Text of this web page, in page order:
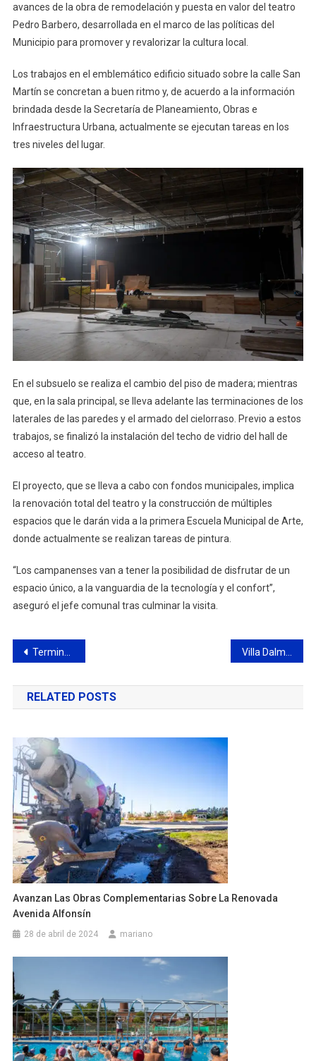
avances de la obra de remodelación y puesta en valor del teatro
Pedro Barbero, desarrollada en el marco de las políticas del
Municipio para promover y revalorizar la cultura local.
Los trabajos en el emblemático edificio situado sobre la calle San
Martín se concretan a buen ritmo y, de acuerdo a la información
brindada desde la Secretaría de Planeamiento, Obras e
Infraestructura Urbana, actualmente se ejecutan tareas en los
tres niveles del lugar.
En el subsuelo se realiza el cambio del piso de madera; mientras
que, en la sala principal, se lleva adelante las terminaciones de los
laterales de las paredes y el armado del cielorraso. Previo a estos
trabajos, se finalizó la instalación del techo de vidrio del hall de
acceso al teatro.
El proyecto, que se lleva a cabo con fondos municipales, implica
la renovación total del teatro y la construcción de múltiples
espacios que le darán vida a la primera Escuela Municipal de Arte,
donde actualmente se realizan tareas de pintura.
“Los campanenses van a tener la posibilidad de disfrutar de un
espacio único, a la vanguardia de la tecnología y el confort”,
aseguró el jefe comunal tras culminar la visita.
Navegación
de
entradas
Terminá la Secundaria: Campana ocupa el segundo lugar a nivel nacional en cantidad de inscriptos Villa Dalmine empató 0-0 en su visita a Deportivo Armenio
RELATED POSTS
Avanzan Las Obras Complementarias Sobre La Renovada
Avenida Alfonsín
28 de abril de 2024 mariano